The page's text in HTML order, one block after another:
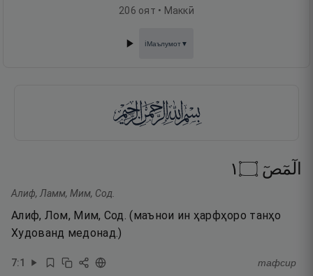
206 оят • Маккӣ
ℹ️Маълумот▼
الٓمٓصٓ ۝١
Алиф, Ламм, Мим, Сод.
Алиф, Лом, Мим, Сод. (маънои ин ҳарфҳоро танҳо
Худованд медонад.)
7:1 тафсир